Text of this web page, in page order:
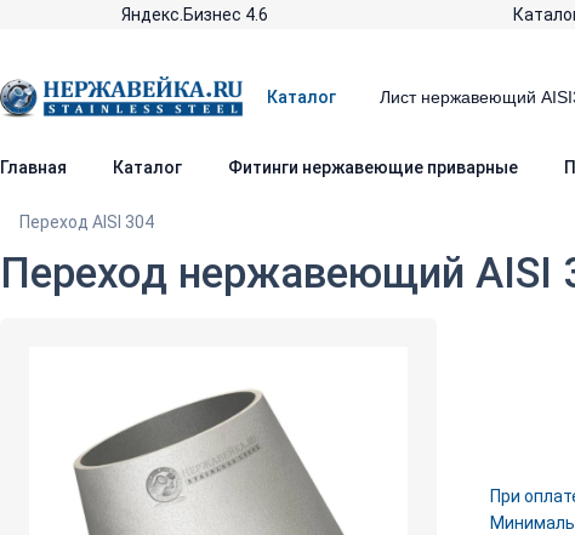
Яндекс.Бизнес 4.6
Каталог
Главная Каталог Фитинги нержавеющие приварные
Переход AISI 304
Переход нержавеющий AISI
При